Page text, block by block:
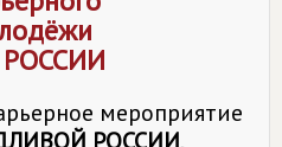
мероприятие